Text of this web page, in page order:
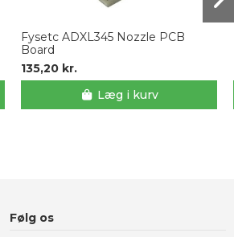
Fysetc ADXL345 Nozzle PCB
Board
135,20 kr.
Læg i kurv
Følg os